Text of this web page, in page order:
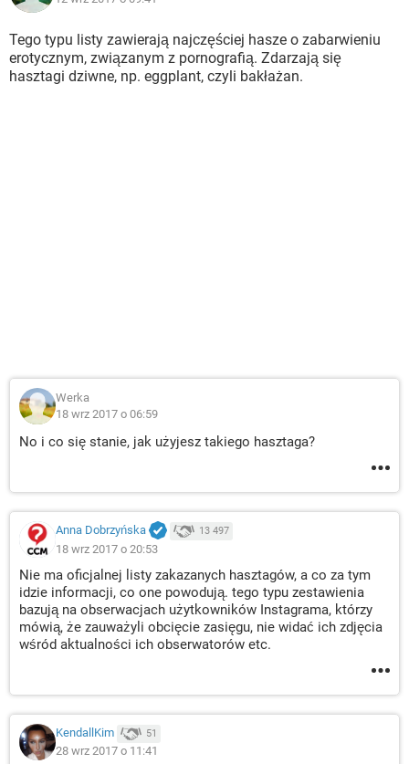
Tego typu listy zawierają najczęściej hasze o zabarwieniu
erotycznym, związanym z pornografią. Zdarzają się
hasztagi dziwne, np. eggplant, czyli bakłażan.
Werka
18 wrz 2017 o 06:59
No i co się stanie, jak użyjesz takiego hasztaga?
Anna Dobrzyńska 13 497
18 wrz 2017 o 20:53
Nie ma oficjalnej listy zakazanych hasztagów, a co za tym
idzie informacji, co one powodują. tego typu zestawienia
bazują na obserwacjach użytkowników Instagrama, którzy
mówią, że zauważyli obcięcie zasięgu, nie widać ich zdjęcia
wśród aktualności ich obserwatorów etc.
KendallKim 51
28 wrz 2017 o 11:41